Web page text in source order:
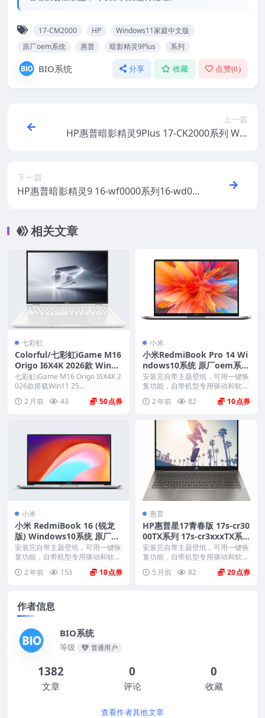
17-CM2000 HP
Windows11家庭中文版
原厂oem系统
惠普 暗影精灵9Plus 系列
BIO系统 分享 收藏 点赞(0)
上一篇
HP惠普暗影精灵9Plus 17-CK2000系列 Win
下一篇
HP惠普暗影精灵9 16-wf0000系列16-wd00
相关文章
七彩虹
Colorful/七彩虹iGame M16
Origo I6X4K 2026款 Win11
25H2家庭版 原厂OEM系统
带COLORFUL一键还原
七彩虹iGame M16 Origo I6X4K 2
026款搭载Win11 25...
2 月前
43 50
小米
小米RedmiBook Pro 14 Wi
ndows10系统 原厂oem系统
镜像
安装完自带主题壁纸，可用一键恢
复功能，自带机型专用驱动和软
件，将电脑恢复到出厂时...
2 年前 82 10
小米
小米 RedmiBook 16 (锐龙
版) Windows10系统 原厂oe
m系统镜像
安装完自带主题壁纸，可用一键恢
复功能，自带机型专用驱动和软
件，将电脑恢复到出厂时...
2 年前 153 10
惠普
HP惠普星17青春版 17s-cr30
00TX系列 17s-cr3xxxTX系
列 Windows11 25H2系统
原厂oem系统下载
安装完自带主题壁纸，可用一键恢
复功能，自带机型专用驱动和软
件，将电脑恢复到出厂时...
5 月前 82 20
作者信息
BIO系统
等级 普通用户
1382
文章
0
评论
0
收藏
查看作者其他文章